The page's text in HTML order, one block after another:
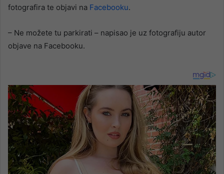
fotografira te objavi na Facebooku.
– Ne možete tu parkirati – napisao je uz fotografiju autor
objave na Facebooku.